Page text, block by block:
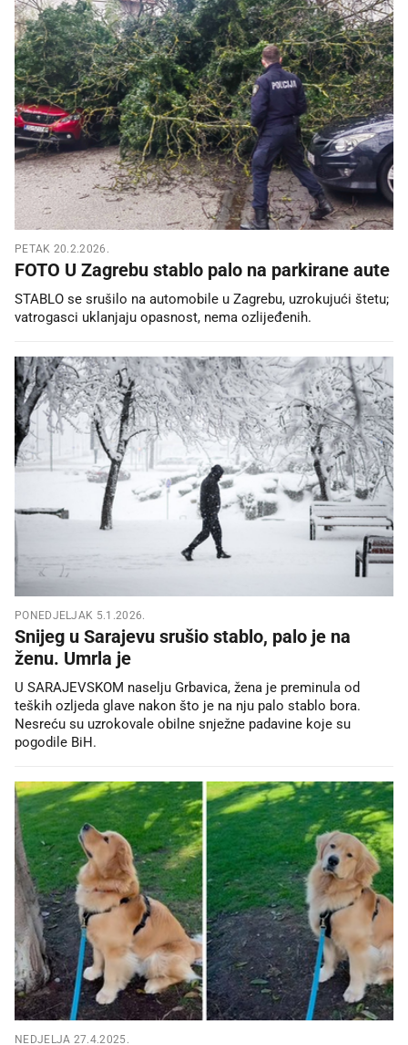
PETAK 20.2.2026.
FOTO U Zagrebu stablo palo na parkirane aute
STABLO se srušilo na automobile u Zagrebu, uzrokujući štetu;
vatrogasci uklanjaju opasnost, nema ozlijeđenih.
PONEDJELJAK 5.1.2026.
Snijeg u Sarajevu srušio stablo, palo je na
ženu. Umrla je
U SARAJEVSKOM naselju Grbavica, žena je preminula od
teških ozljeda glave nakon što je na nju palo stablo bora.
Nesreću su uzrokovale obilne snježne padavine koje su
pogodile BiH.
NEDJELJA 27.4.2025.